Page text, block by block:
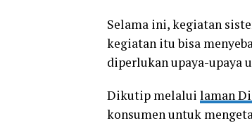
Selama ini, kegiatan
kegiatan itu bisa
diperlukan upaya-upaya
Dikutip melalui laman
konsumen untuk